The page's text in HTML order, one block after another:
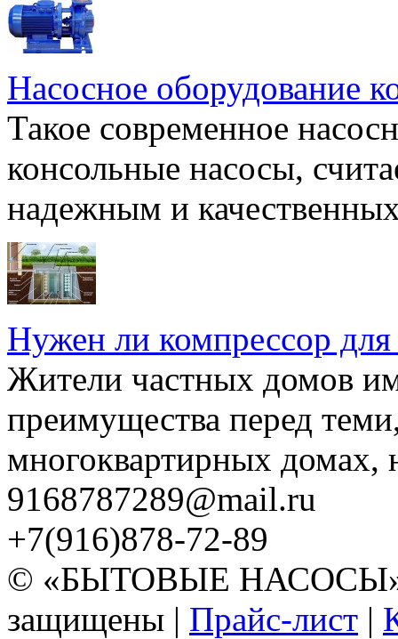
Насосное оборудование
Такое современное
консольные насосы,
надежным и
Нужен ли компрессор для
Жители частных домов
преимущества перед
многоквартирных домах,
9168787289@mail.ru
+7(916)878-72-89
© «БЫТОВЫЕ НАСОСЫ»
защищены | Прайс-лист |